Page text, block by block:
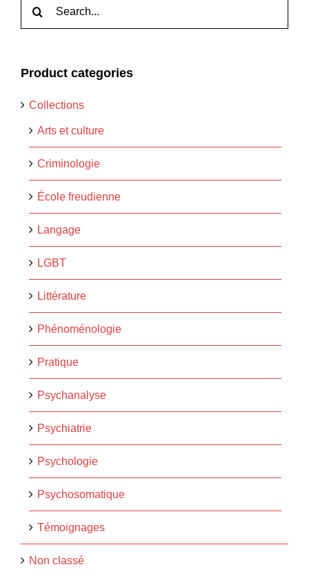
Product categories
Collections
Arts et culture
Criminologie
École freudienne
Langage
LGBT
Littérature
Phénoménologie
Pratique
Psychanalyse
Psychiatrie
Psychologie
Psychosomatique
Témoignages
Non classé